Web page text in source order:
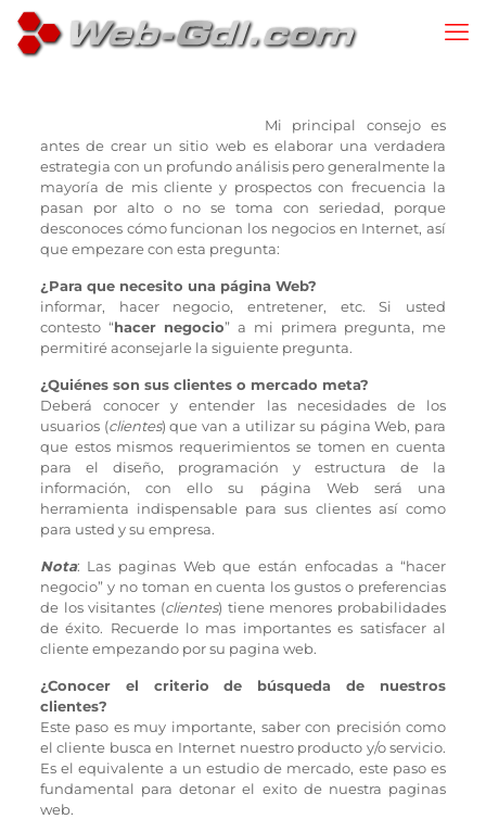
Mi principal consejo es
antes de crear un sitio web es elaborar una verdadera
estrategia con un profundo análisis pero generalmente la
mayoría de mis cliente y prospectos con frecuencia la
pasan por alto o no se toma con seriedad, porque
desconoces cómo funcionan los negocios en Internet, así
que empezare con esta pregunta:
¿Para que necesito una página Web?
informar, hacer negocio, entretener, etc. Si usted
contesto “hacer negocio” a mi primera pregunta, me
permitiré aconsejarle la siguiente pregunta.
¿Quiénes son sus clientes o mercado meta?
Deberá conocer y entender las necesidades de los
usuarios (clientes) que van a utilizar su página Web, para
que estos mismos requerimientos se tomen en cuenta
para el diseño, programación y estructura de la
información, con ello su página Web será una
herramienta indispensable para sus clientes así como
para usted y su empresa.
Nota: Las paginas Web que están enfocadas a “hacer
negocio” y no toman en cuenta los gustos o preferencias
de los visitantes (clientes) tiene menores probabilidades
de éxito. Recuerde lo mas importantes es satisfacer al
cliente empezando por su pagina web.
¿Conocer el criterio de búsqueda de nuestros
clientes?
Este paso es muy importante, saber con precisión como
el cliente busca en Internet nuestro producto y/o servicio.
Es el equivalente a un estudio de mercado, este paso es
fundamental para detonar el exito de nuestra paginas
web.